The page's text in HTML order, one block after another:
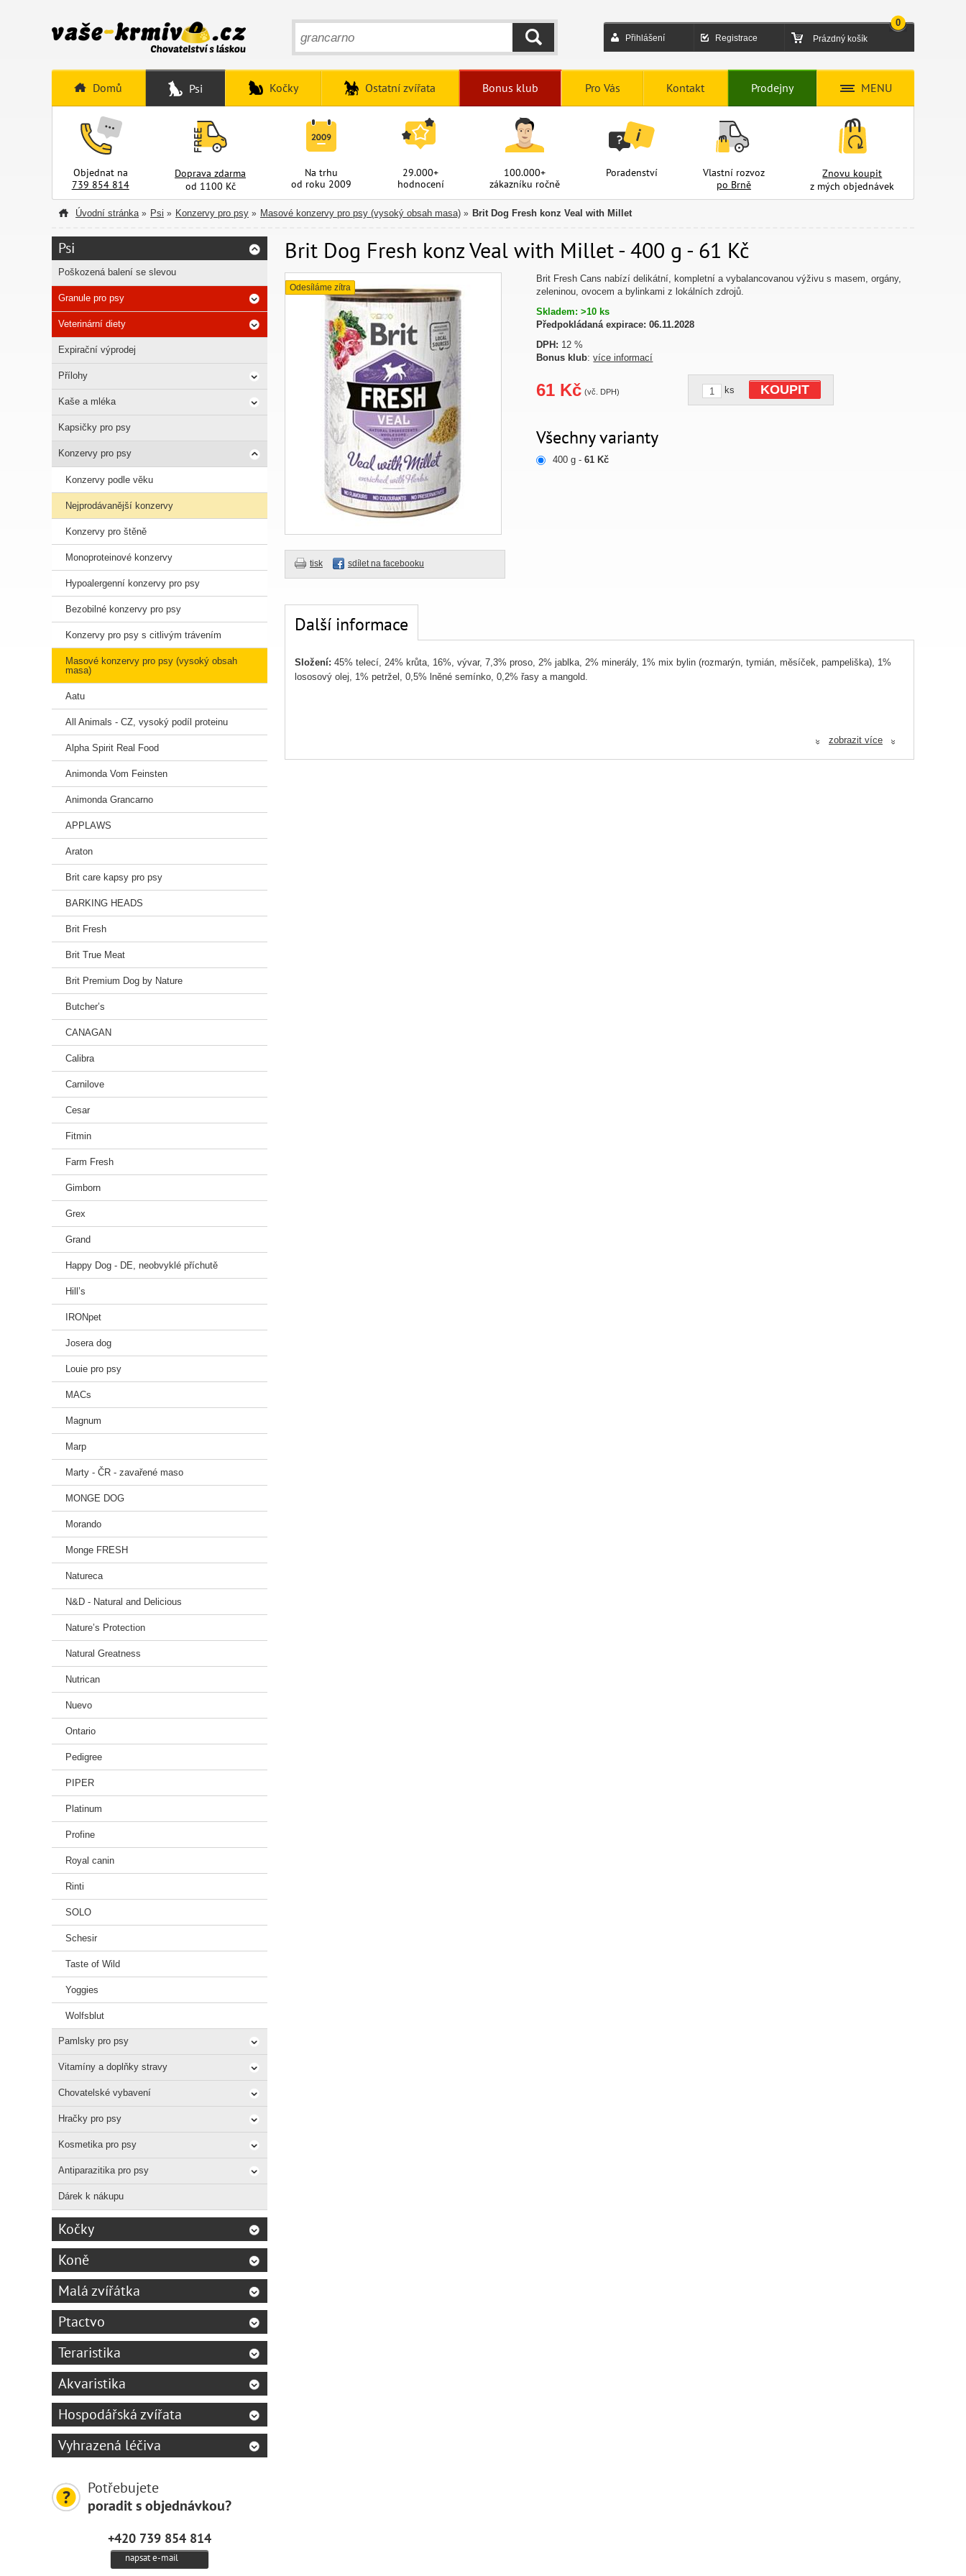
Přihlášení Registrace Prázdný košík
0
HLEDAT
Domů Psi Kočky Ostatní zvířata Bonus klub Pro Vás Kontakt Prodejny MENU
Objednat na
739 854 814
Doprava zdarma
od 1100 Kč
Na trhu
od roku 2009
29.000+
hodnocení
100.000+
zákazníku ročně
Poradenství
Vlastní rozvoz
po Brně
Znovu koupit
z mých objednávek
Úvodní stránka » Psi » Konzervy pro psy » Masové konzervy pro psy (vysoký obsah masa) » Brit Dog Fresh konz Veal with Millet
Brit Dog Fresh konz Veal with Millet - 400 g - 61 Kč
Odesíláme zítra
tisk sdílet na facebooku
Brit Fresh Cans nabízí delikátní, kompletní a vybalancovanou výživu s masem, orgány,
zeleninou, ovocem a bylinkami z lokálních zdrojů.
Skladem: >10 ks
Předpokládaná expirace: 06.11.2028
DPH: 12 %
Bonus klub:více informací
61 Kč (vč. DPH) ks KOUPIT
Všechny varianty
400 g -61 Kč
Další informace
Složení: 45% telecí, 24% krůta, 16%, vývar, 7,3% proso, 2% jablka, 2% minerály, 1% mix bylin (rozmarýn, tymián, měsíček, pampeliška), 1%
lososový olej, 1% petržel, 0,5% lněné semínko, 0,2% řasy a mangold.
« zobrazit více «
Psi
Poškozená balení se slevou
Granule pro psy
Veterinární diety
Expirační výprodej
Přílohy
Kaše a mléka
Kapsičky pro psy
Konzervy pro psy
Konzervy podle věku
Nejprodávanější konzervy
Konzervy pro štěně
Monoproteinové konzervy
Hypoalergenní konzervy pro psy
Bezobilné konzervy pro psy
Konzervy pro psy s citlivým trávením
Masové konzervy pro psy (vysoký obsah
masa)
Aatu
All Animals - CZ, vysoký podíl proteinu
Alpha Spirit Real Food
Animonda Vom Feinsten
Animonda Grancarno
APPLAWS
Araton
Brit care kapsy pro psy
BARKING HEADS
Brit Fresh
Brit True Meat
Brit Premium Dog by Nature
Butcher’s
CANAGAN
Calibra
Carnilove
Cesar
Fitmin
Farm Fresh
Gimborn
Grex
Grand
Happy Dog - DE, neobvyklé příchutě
Hill’s
IRONpet
Josera dog
Louie pro psy
MACs
Magnum
Marp
Marty - ČR - zavařené maso
MONGE DOG
Morando
Monge FRESH
Natureca
N&D - Natural and Delicious
Nature’s Protection
Natural Greatness
Nutrican
Nuevo
Ontario
Pedigree
PIPER
Platinum
Profine
Royal canin
Rinti
SOLO
Schesir
Taste of Wild
Yoggies
Wolfsblut
Pamlsky pro psy
Vitamíny a doplňky stravy
Chovatelské vybavení
Hračky pro psy
Kosmetika pro psy
Antiparazitika pro psy
Dárek k nákupu
Kočky
Koně
Malá zvířátka
Ptactvo
Teraristika
Akvaristika
Hospodářská zvířata
Vyhrazená léčiva
Potřebujete
poradit s objednávkou?
+420 739 854 814
napsat e-mail